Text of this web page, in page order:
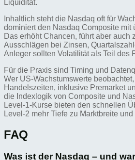
Liquidität.
Inhaltlich steht die Nasdaq oft für
dominiert den Nasdaq Composite mit
Das erhöht Chancen, führt aber auch
Ausschlägen bei Zinsen,
Anleger sollten Volatilität als Teil des
Für die Praxis sind Timing und
Wer US-Wachstumswerte
Handelszeiten, inklusive Premarket
die Indexlogik von Composite und
Level‑1-Kurse bieten den schnellen
Level‑2 mehr Tiefe zu Marktbreite
FAQ
Was ist der Nasdaq – und